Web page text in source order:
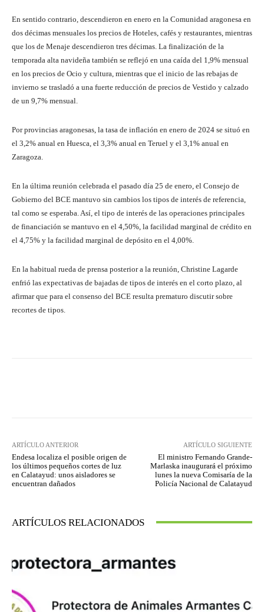
En sentido contrario, descendieron en enero en la Comunidad aragonesa en
dos décimas mensuales los precios de Hoteles, cafés y restaurantes, mientras
que los de Menaje descendieron tres décimas. La finalización de la
temporada alta navideña también se reflejó en una caída del 1,9% mensual
en los precios de Ocio y cultura, mientras que el inicio de las rebajas de
invierno se trasladó a una fuerte reducción de precios de Vestido y calzado
de un 9,7% mensual.
Por provincias aragonesas, la tasa de inflación en enero de 2024 se situó en
el 3,2% anual en Huesca, el 3,3% anual en Teruel y el 3,1% anual en
Zaragoza.
En la última reunión celebrada el pasado día 25 de enero, el Consejo de
Gobierno del BCE mantuvo sin cambios los tipos de interés de referencia,
tal como se esperaba. Así, el tipo de interés de las operaciones principales
de financiación se mantuvo en el 4,50%, la facilidad marginal de crédito en
el 4,75% y la facilidad marginal de depósito en el 4,00%.
En la habitual rueda de prensa posterior a la reunión, Christine Lagarde
enfrió las expectativas de bajadas de tipos de interés en el corto plazo, al
afirmar que para el consenso del BCE resulta prematuro discutir sobre
recortes de tipos.
ARTÍCULO ANTERIOR
Endesa localiza el posible origen de
los últimos pequeños cortes de luz
en Calatayud: unos aisladores se
encuentran dañados
ARTÍCULO SIGUIENTE
El ministro Fernando Grande-
Marlaska inaugurará el próximo
lunes la nueva Comisaría de la
Policía Nacional de Calatayud
ARTÍCULOS RELACIONADOS